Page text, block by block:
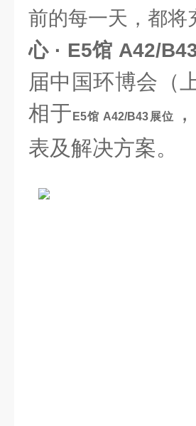
前的每一天，都
心 · E5馆 A42/
届中国环博会（
相于 E5馆 A42/B43展位
表及解决方案。